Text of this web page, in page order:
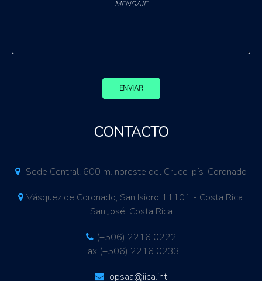
ENVIAR
CONTACTO
Sede Central. 600 m. noreste del Cruce Ipís-Coronado
Vásquez de Coronado, San Isidro 11101 - Costa Rica.
San José, Costa Rica
(+506) 2216 0222
Fax (+506) 2216 0233
opsaa@iica.int